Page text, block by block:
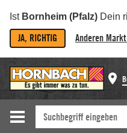
Ist Bornheim (Pfalz) Dein
JA, RICHTIG Anderen